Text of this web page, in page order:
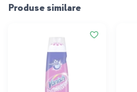
Produse similare